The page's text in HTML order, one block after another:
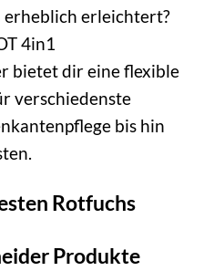
erleichtert?
4in1
bietet dir eine flexible
verschiedenste
bis hin
Rotfuchs
Produkte